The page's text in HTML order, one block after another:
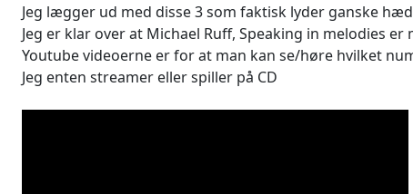
Jeg lægger ud med disse 3 som faktisk lyder ganske
Jeg er klar over at Michael Ruff, Speaking in melodies
Youtube videoerne er for at man kan se/høre hvilket
Jeg enten streamer eller spiller på CD